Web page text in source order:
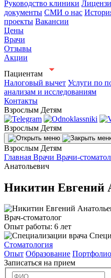
Руководство клиники
документы СМИ о нас
проекты Вакансии
Цены
Врачи
Отзывы
Акции
Пациентам
Налоговый вычет Услуги по
анализам и исследованиям
Контакты
Взрослым Детям
Взрослым Детям
Взрослым Детям
Главная Врачи Врачи-
Анатольевич
Никитин Евгений
Врач-стоматолог
Опыт работы: 6 лет
Стоматология
Опыт Образование Портфолио
Записаться на прием